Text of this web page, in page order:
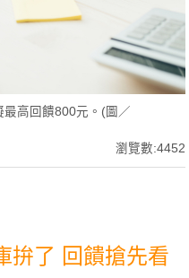
高回饋800元。(圖／
瀏覽數:4452
拚了 回饋搶先看